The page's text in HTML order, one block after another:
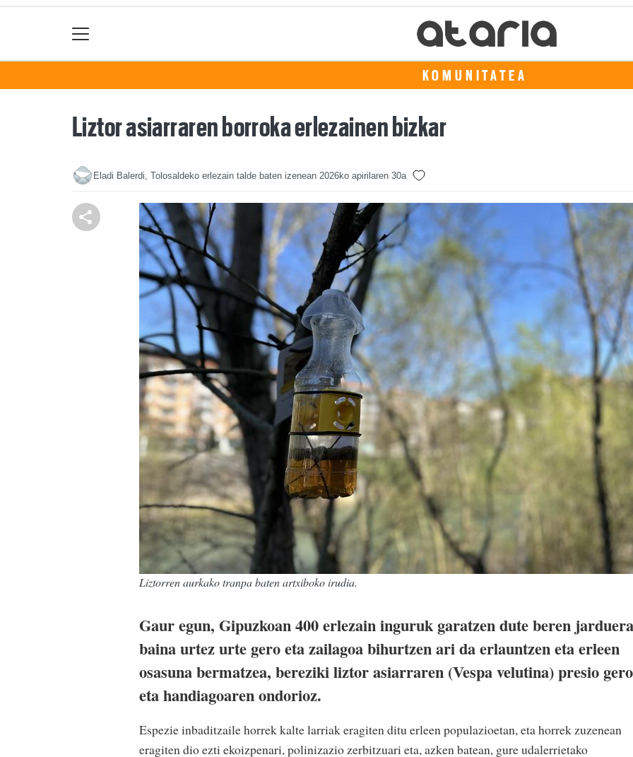
KOMUNITATEA
Liztor asiarraren borroka erlezainen bizkar
Eladi Balerdi, Tolosaldeko erlezain talde baten izenean 2026ko apirilaren 30a
Liztorren aurkako tranpa baten artxiboko irudia.
Gaur egun, Gipuzkoan 400 erlezain inguruk garatzen dute beren
baina urtez urte gero eta zailagoa bihurtzen ari da erlauntzen eta erleen
osasuna bermatzea, bereziki liztor asiarraren (Vespa velutina) presio gero
eta handiagoaren ondorioz.
Espezie inbaditzaile horrek kalte larriak eragiten ditu erleen populazioetan, eta horrek zuzenean
eragiten dio ezti ekoizpenari, polinizazio zerbitzuari eta, azken batean, gure udalerrietako